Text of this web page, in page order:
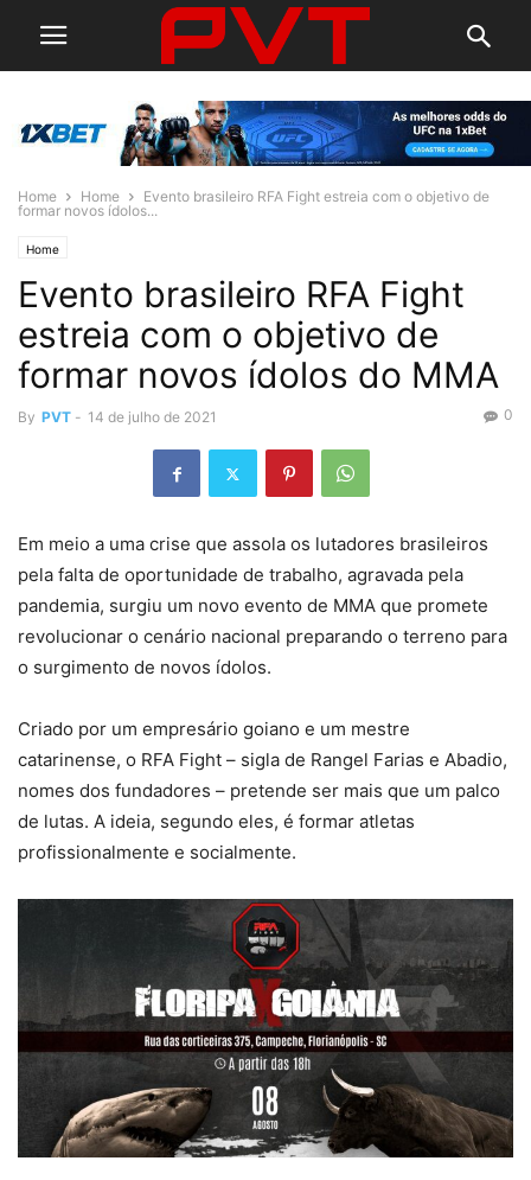
Home Home
Evento brasileiro RFA Fight estreia com o objetivo de
formar novos ídolos...
Home
Evento brasileiro RFA Fight
estreia com o objetivo de
formar novos ídolos do MMA
By PVT - 14 de julho de 2021 0
Em meio a uma crise que assola os lutadores brasileiros
pela falta de oportunidade de trabalho, agravada pela
pandemia, surgiu um novo evento de MMA que promete
revolucionar o cenário nacional preparando o terreno para
o surgimento de novos ídolos.
Criado por um empresário goiano e um mestre
catarinense, o RFA Fight – sigla de Rangel Farias e Abadio,
nomes dos fundadores – pretende ser mais que um palco
de lutas. A ideia, segundo eles, é formar atletas
profissionalmente e socialmente.